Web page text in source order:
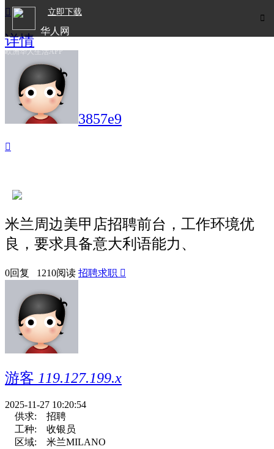

立即下载
华人网
欧洲华人生活APP

详情
3857e9

米兰周边美甲店招聘前台，工作环境优
良，要求具备意大利语能力、
0回复 1210阅读 招聘求职 
游客 119.127.199.x
2025-11-27 10:20:54
供求:
招聘
工种:
收银员
区域:
米兰MILANO